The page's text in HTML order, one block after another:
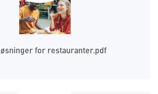
for restauranter.pdf